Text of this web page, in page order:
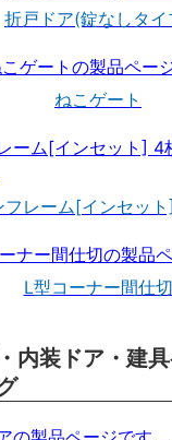
折戸ドア(錠なしタイ
ねこゲート
フレーム[インセッ
L型コーナー間仕切
内装ドア・建